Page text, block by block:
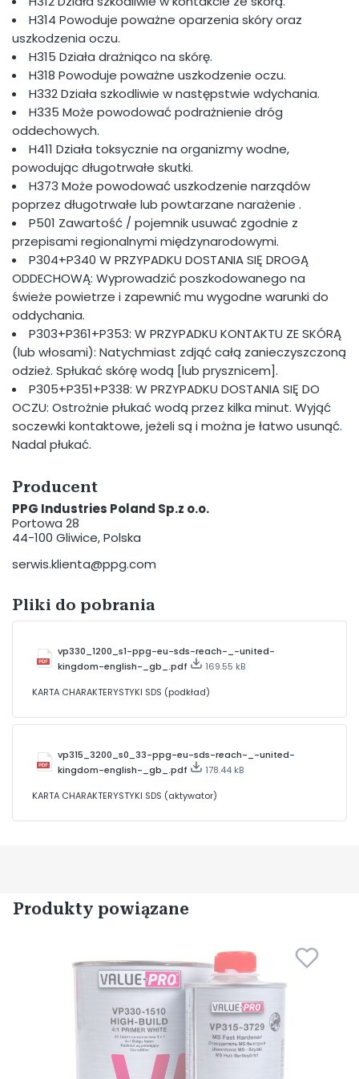
H314 Powoduje poważne oparzenia skóry oraz
uszkodzenia oczu.
H315 Działa drażniąco na skórę.
H318 Powoduje poważne uszkodzenie oczu.
H332 Działa szkodliwie w następstwie wdychania.
H335 Może powodować podrażnienie dróg
oddechowych.
H411 Działa toksycznie na organizmy wodne,
powodując długotrwałe skutki.
H373 Może powodować uszkodzenie narządów
poprzez długotrwałe lub powtarzane narażenie .
P501 Zawartość / pojemnik usuwać zgodnie z
przepisami regionalnymi międzynarodowymi.
P304+P340 W PRZYPADKU DOSTANIA SIĘ DROGĄ
ODDECHOWĄ: Wyprowadzić poszkodowanego na
świeże powietrze i zapewnić mu wygodne warunki do
oddychania.
P303+P361+P353: W PRZYPADKU KONTAKTU ZE SKÓRĄ
(lub włosami): Natychmiast zdjąć całą zanieczyszczoną
odzież. Spłukać skórę wodą [lub prysznicem].
P305+P351+P338: W PRZYPADKU DOSTANIA SIĘ DO
OCZU: Ostrożnie płukać wodą przez kilka minut. Wyjąć
soczewki kontaktowe, jeżeli są i można je łatwo usunąć.
Nadal płukać.
Producent
PPG Industries Poland Sp.z o.o.
Portowa 28
44-100 Gliwice, Polska
serwis.klienta@ppg.com
Pliki do pobrania
vp330_1200_s1-ppg-eu-sds-reach-_-united-
kingdom-english-_gb_.pdf
169.55 kB
KARTA CHARAKTERYSTYKI SDS (podkład)
vp315_3200_s0_33-ppg-eu-sds-reach-_-united-
kingdom-english-_gb_.pdf
178.44 kB
KARTA CHARAKTERYSTYKI SDS (aktywator)
Produkty powiązane